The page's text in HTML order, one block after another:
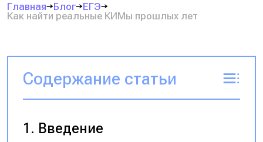
Главная Блог
ЕГЭ
Как найти реальные КИМы прошлых лет
Содержание статьи
Введение